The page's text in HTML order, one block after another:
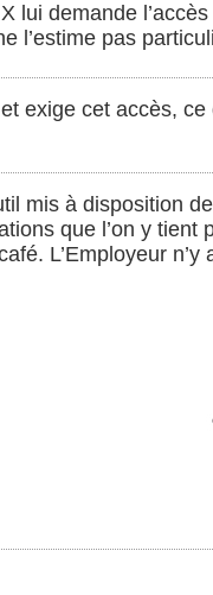
lui demande
l’estime pas
exige cet accès,
mis à disposition
que l’on y tient
L’Employeur